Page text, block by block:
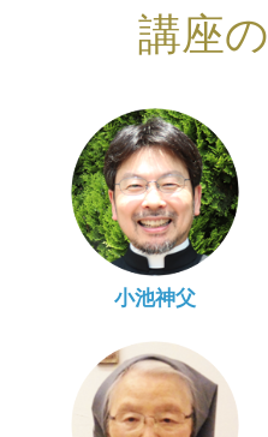
講座
小池神父